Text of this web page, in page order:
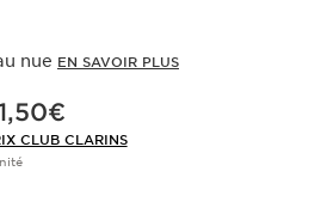
nue EN SAVOIR PLUS
Clarins 31,50€
CLUB CLARINS